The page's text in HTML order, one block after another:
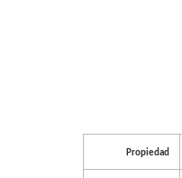
Propiedad